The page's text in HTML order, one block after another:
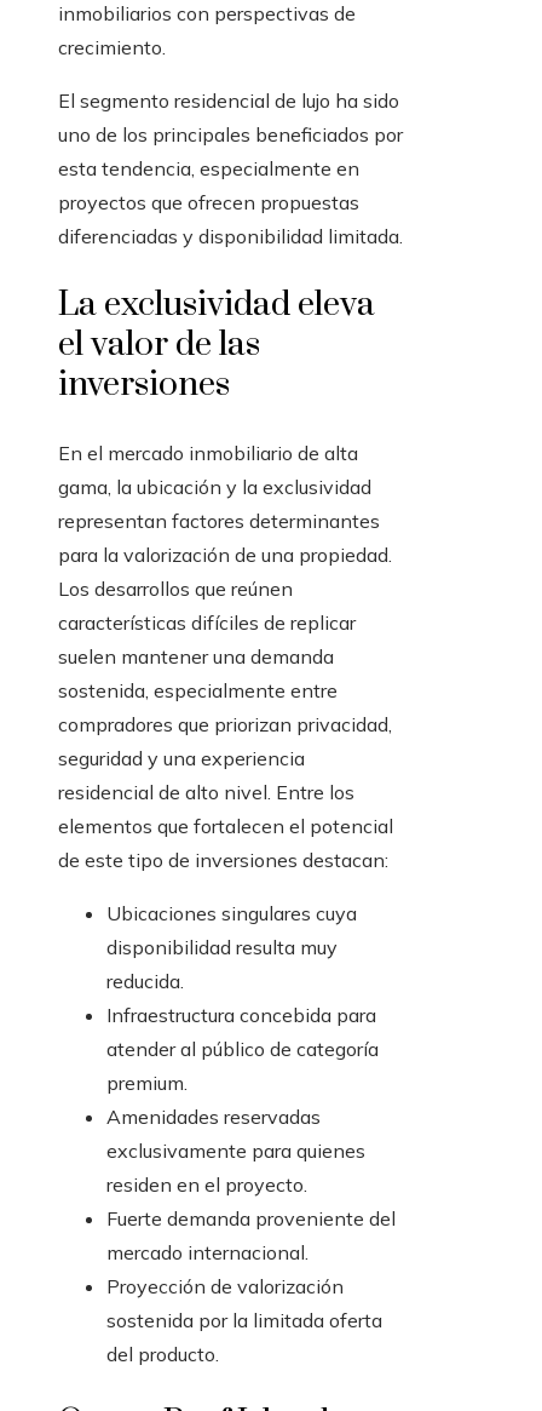
inmobiliarios con perspectivas de
crecimiento.
El segmento residencial de lujo ha sido
uno de los principales beneficiados por
esta tendencia, especialmente en
proyectos que ofrecen propuestas
diferenciadas y disponibilidad limitada.
La exclusividad eleva
el valor de las
inversiones
En el mercado inmobiliario de alta
gama, la ubicación y la exclusividad
representan factores determinantes
para la valorización de una propiedad.
Los desarrollos que reúnen
características difíciles de replicar
suelen mantener una demanda
sostenida, especialmente entre
compradores que priorizan privacidad,
seguridad y una experiencia
residencial de alto nivel. Entre los
elementos que fortalecen el potencial
de este tipo de inversiones destacan:
Ubicaciones singulares cuya
disponibilidad resulta muy
reducida.
Infraestructura concebida para
atender al público de categoría
premium.
Amenidades reservadas
exclusivamente para quienes
residen en el proyecto.
Fuerte demanda proveniente del
mercado internacional.
Proyección de valorización
sostenida por la limitada oferta
del producto.